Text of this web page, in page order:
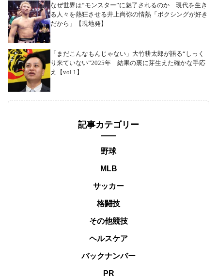
なぜ世界は“モンスター”に魅了されるのか 現代を生き
る人々を熱狂させる井上尚弥の情熱「ボクシングが好き
だから」【現地発】
「まだこんなもんじゃない」大竹耕太郎が語る“しっく
り来ていない”2025年 結果の裏に芽生えた確かな手応
え【vol.1】
記事カテゴリー
野球
MLB
サッカー
格闘技
その他競技
ヘルスケア
バックナンバー
PR